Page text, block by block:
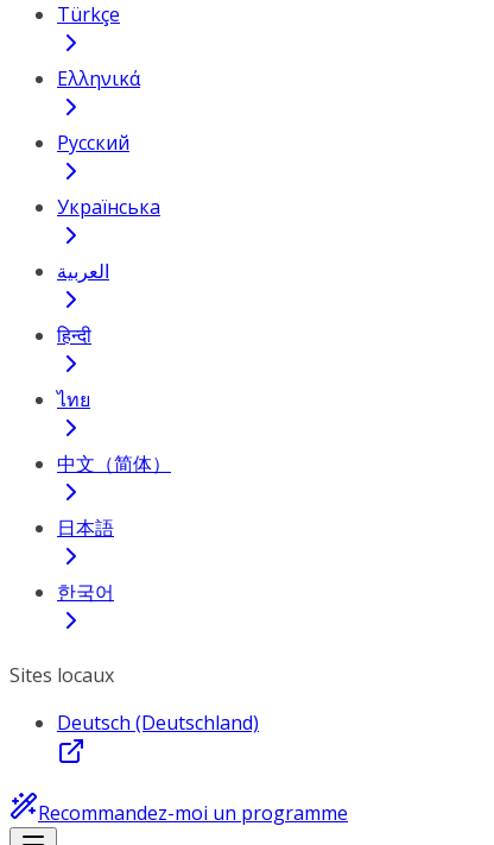
Türkçe
Ελληνικά
Русский
Українська
العربية
हिन्दी
ไทย
中文（简体）
日本語
한국어
Sites locaux
Deutsch (Deutschland)
Recommandez-moi un programme